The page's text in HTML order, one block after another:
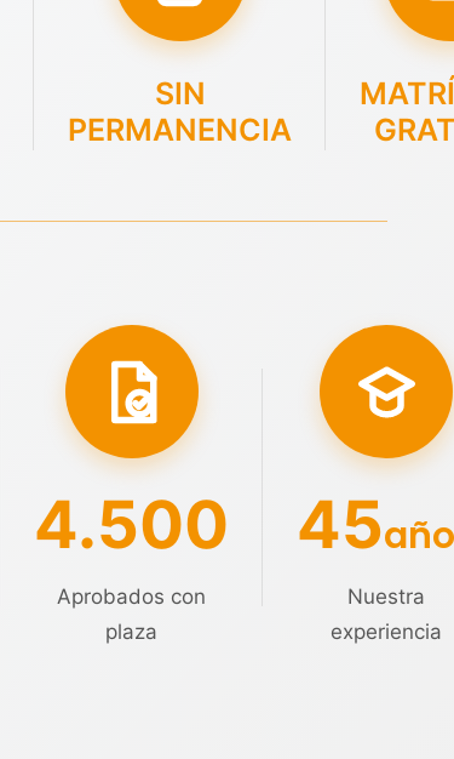
SIN
PERMANENCIA
4.500
Aprobados con
plaza
45
Nuestra
experiencia